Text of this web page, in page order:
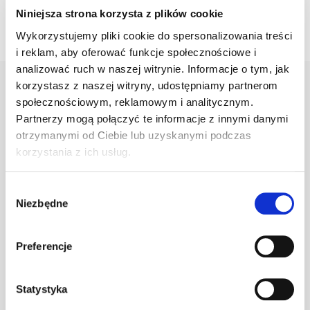
Niniejsza strona korzysta z plików cookie
Wykorzystujemy pliki cookie do spersonalizowania treści
i reklam, aby oferować funkcje społecznościowe i
analizować ruch w naszej witrynie. Informacje o tym, jak
korzystasz z naszej witryny, udostępniamy partnerom
społecznościowym, reklamowym i analitycznym.
Partnerzy mogą połączyć te informacje z innymi danymi
otrzymanymi od Ciebie lub uzyskanymi podczas
korzystania z ich usług.
zgody
Niezbędne
Preferencje
Statystyka
Warianty Opis Specyfikacja